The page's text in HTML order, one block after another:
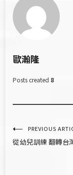
歐瀚隆
Posts created 8
文
章
PREVIOUS
從幼兒訓練 翻轉台